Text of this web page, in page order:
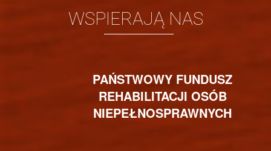
WSPIERAJĄ NAS
PAŃSTWOWY FUNDUSZ
REHABILITACJI OSÓB
NIEPEŁNOSPRAWNYCH